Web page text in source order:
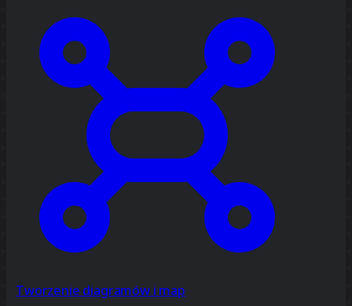
Tworzenie diagramów i map